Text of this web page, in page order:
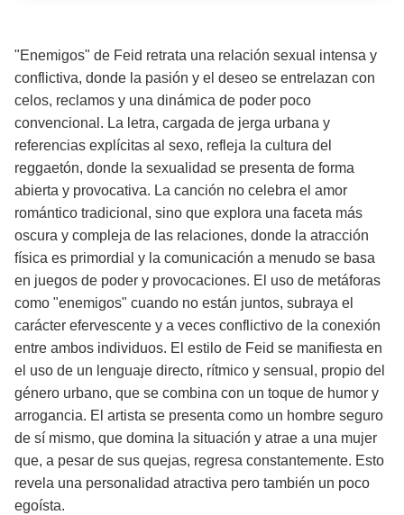
"Enemigos" de Feid retrata una relación sexual intensa y
conflictiva, donde la pasión y el deseo se entrelazan con
celos, reclamos y una dinámica de poder poco
convencional. La letra, cargada de jerga urbana y
referencias explícitas al sexo, refleja la cultura del
reggaetón, donde la sexualidad se presenta de forma
abierta y provocativa. La canción no celebra el amor
romántico tradicional, sino que explora una faceta más
oscura y compleja de las relaciones, donde la atracción
física es primordial y la comunicación a menudo se basa
en juegos de poder y provocaciones. El uso de metáforas
como "enemigos" cuando no están juntos, subraya el
carácter efervescente y a veces conflictivo de la conexión
entre ambos individuos. El estilo de Feid se manifiesta en
el uso de un lenguaje directo, rítmico y sensual, propio del
género urbano, que se combina con un toque de humor y
arrogancia. El artista se presenta como un hombre seguro
de sí mismo, que domina la situación y atrae a una mujer
que, a pesar de sus quejas, regresa constantemente. Esto
revela una personalidad atractiva pero también un poco
egoísta.